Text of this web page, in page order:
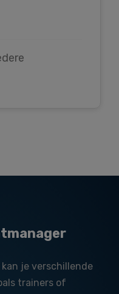
je verschillende
trainers of